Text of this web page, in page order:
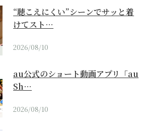
“聴こえにくい”シーンでサッと着
けてスト…
2026/08/10
au公式のショート動画アプリ「au
Sh…
2026/08/10